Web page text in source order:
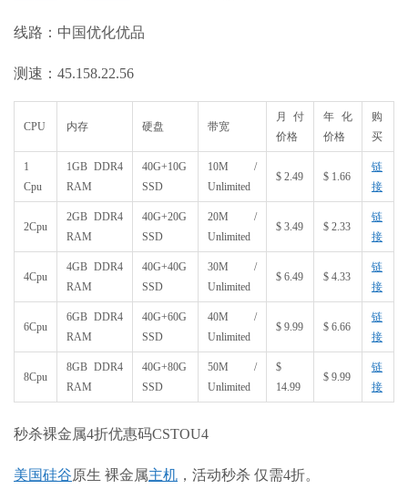
线路：中国优化优品
测速：45.158.22.56
CPU 内存 硬盘 带宽
月付
价格
年化
价格
购
买
1
Cpu
1GB DDR4
RAM
40G+10G
SSD
10M /
Unlimited
$ 2.49 $ 1.66
链
接
2Cpu
2GB DDR4
RAM
40G+20G
SSD
20M /
Unlimited
$ 3.49 $ 2.33
链
接
4Cpu
4GB DDR4
RAM
40G+40G
SSD
30M /
Unlimited
$ 6.49 $ 4.33
链
接
6Cpu
6GB DDR4
RAM
40G+60G
SSD
40M /
Unlimited
$ 9.99 $ 6.66
链
接
8Cpu
8GB DDR4
RAM
40G+80G
SSD
50M /
Unlimited
$
14.99
$ 9.99
链
接
秒杀裸金属4折优惠码CSTOU4
美国硅谷原生 裸金属主机 ，活动秒杀 仅需4折。